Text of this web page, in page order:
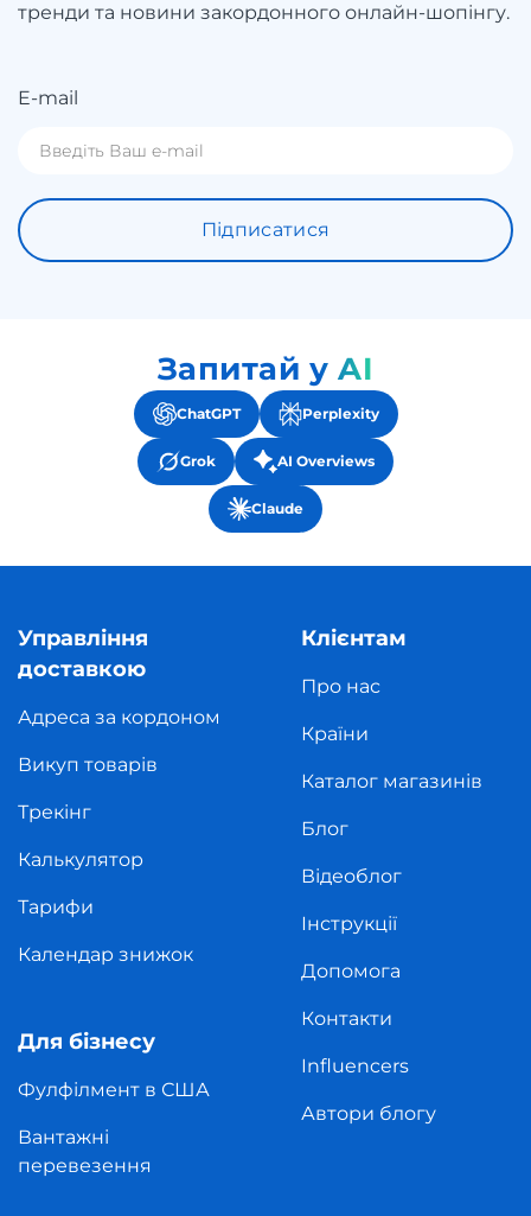
тренди та новини закордонного онлайн-шопінгу.
E-mail
Підписатися
Запитай у AI
ChatGPT Perplexity
Grok AI Overviews
Claude
Управління
доставкою
Адреса за кордоном
Викуп товарів
Трекінг
Калькулятор
Тарифи
Календар знижок
Для бізнесу
Фулфілмент в США
Вантажні
перевезення
Клієнтам
Про нас
Країни
Каталог магазинів
Блог
Відеоблог
Інструкції
Допомога
Контакти
Influencers
Автори блогу